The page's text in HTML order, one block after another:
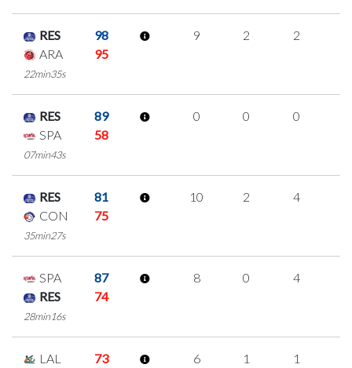
RES
98
ARA
95
22min35s
9 2 2
RES
89
SPA
58
07min43s
0 0 0
RES
81
CON
75
35min27s
10 2 4
SPA
87
RES
74
28min16s
8 0 4
LAL
73
6 1 1